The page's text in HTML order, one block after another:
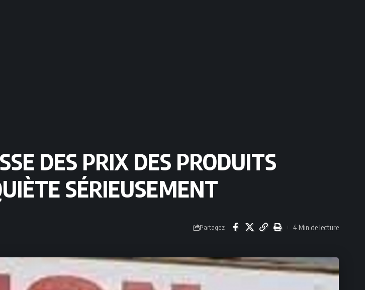
DES PRIX DES PRODUITS
SÉRIEUSEMENT
Partagez 4 Min de lecture